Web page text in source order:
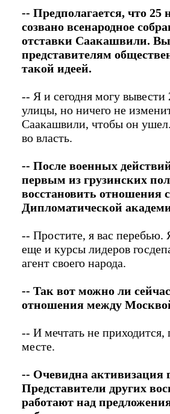
-- Предполагается, что 25
созвано всенародное
отставки Саакашвили.
представителям
такой идеей.
-- Я и сегодня могу
улицы, но ничего не
Саакашвили, чтобы он
во власть.
-- После военных
первым из грузинских
восстановить отношения
Дипломатической
-- Простите, я вас перебью.
еще и курсы лидеров
агент своего народа.
-- Так вот можно ли
отношения между
-- И мечтать не
месте.
-- Очевидна активизация
Представители других
работают над